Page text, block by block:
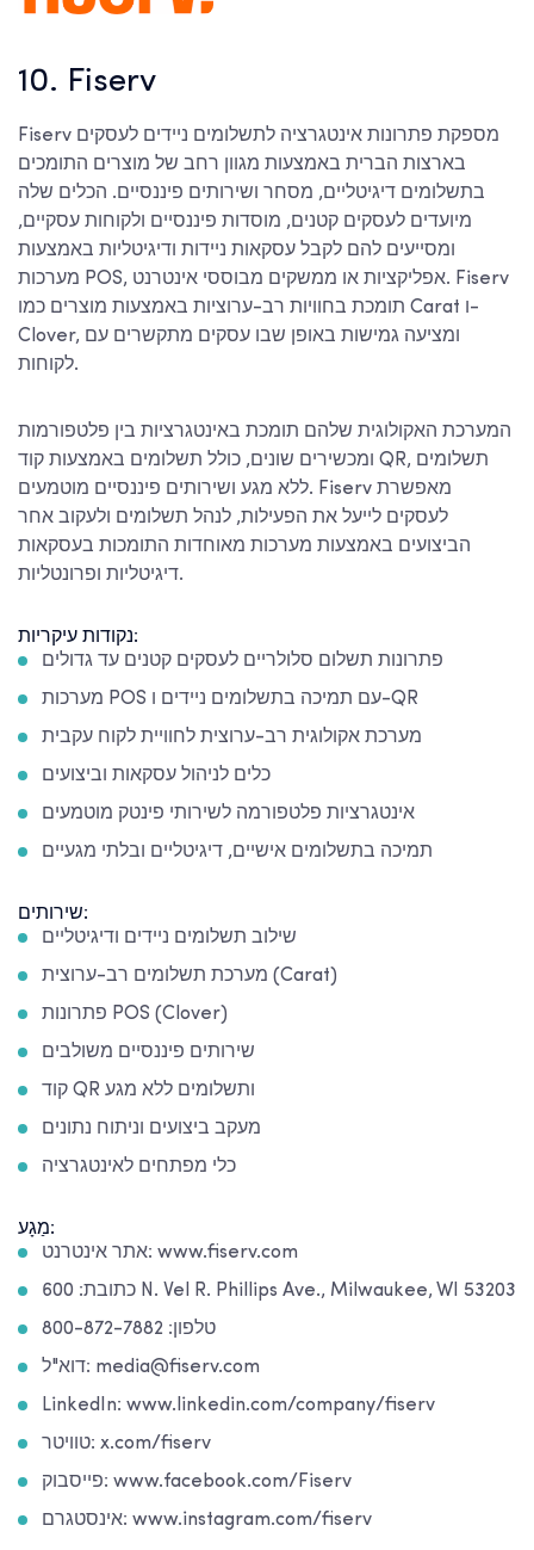
10. Fiserv
Fiserv מספקת פתרונות אינטגרציה לתשלומים ניידים לעסקים
בארצות הברית באמצעות מגוון רחב של מוצרים התומכים
בתשלומים דיגיטליים, מסחר ושירותים פיננסיים. הכלים שלה
מיועדים לעסקים קטנים, מוסדות פיננסיים ולקוחות עסקיים,
ומסייעים להם לקבל עסקאות ניידות ודיגיטליות באמצעות
מערכות POS, אפליקציות או ממשקים מבוססי אינטרנט. Fiserv
תומכת בחוויות רב-ערוציות באמצעות מוצרים כמו Carat ו-
Clover, ומציעה גמישות באופן שבו עסקים מתקשרים עם
לקוחות.
המערכת האקולוגית שלהם תומכת באינטגרציות בין פלטפורמות
ומכשירים שונים, כולל תשלומים באמצעות קוד QR, תשלומים
ללא מגע ושירותים פיננסיים מוטמעים. Fiserv מאפשרת
לעסקים לייעל את הפעילות, לנהל תשלומים ולעקוב אחר
הביצועים באמצעות מערכות מאוחדות התומכות בעסקאות
דיגיטליות ופרונטליות.
נקודות עיקריות:
פתרונות תשלום סלולריים לעסקים קטנים עד גדולים
מערכות POS עם תמיכה בתשלומים ניידים ו-QR
מערכת אקולוגית רב-ערוצית לחוויית לקוח עקבית
כלים לניהול עסקאות וביצועים
אינטגרציות פלטפורמה לשירותי פינטק מוטמעים
תמיכה בתשלומים אישיים, דיגיטליים ובלתי מגעיים
שירותים:
שילוב תשלומים ניידים ודיגיטליים
מערכת תשלומים רב-ערוצית (Carat)
פתרונות POS (Clover)
שירותים פיננסיים משולבים
קוד QR ותשלומים ללא מגע
מעקב ביצועים וניתוח נתונים
כלי מפתחים לאינטגרציה
מַגָע:
אתר אינטרנט: www.fiserv.com
כתובת: 600 N. Vel R. Phillips Ave., Milwaukee, WI 53203
טלפון: 800-872-7882
דוא"ל: media@fiserv.com
LinkedIn: www.linkedin.com/company/fiserv
טוויטר: x.com/fiserv
פייסבוק: www.facebook.com/Fiserv
אינסטגרם: www.instagram.com/fiserv